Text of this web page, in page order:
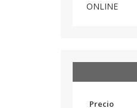
ONLINE
Precio